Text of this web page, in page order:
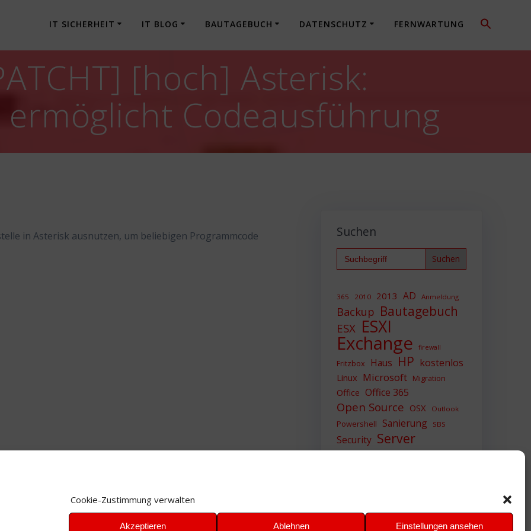
Cookie-Zustimmung verwalten
Akzeptieren Ablehnen Einstellungen ansehen
IT SICHERHEIT IT BLOG BAUTAGEBUCH DATENSCHUTZ FERNWARTUNG
[hoch] Asterisk:
ermöglicht Codeausführung
in Asterisk ausnutzen, um beliebigen Programmcode
Suchen
Search
for:
365 2010 2013 AD Anmeldung
Backup Bautagebuch
ESX ESXI
Exchange firewall
Fritzbox Haus HP kostenlos
Linux Microsoft Migration
Office Office 365
Open Source OSX Outlook
Powershell Sanierung SBS
Security Server
Sicherheit SIEM
VMWare VPN WAZUH